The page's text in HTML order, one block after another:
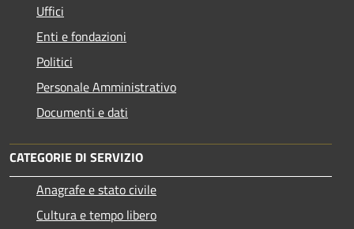
Uffici
Enti e fondazioni
Politici
Personale Amministrativo
Documenti e dati
CATEGORIE DI SERVIZIO
Anagrafe e stato civile
Cultura e tempo libero